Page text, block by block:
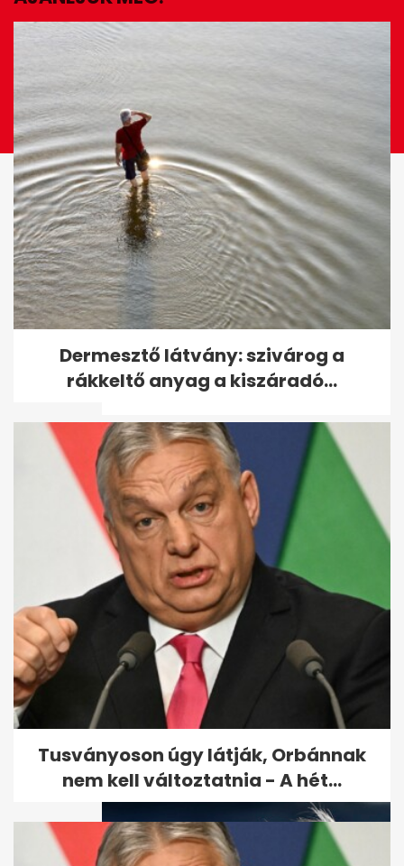
EZ IS ÉRDEKELHET
A Mol is megszólalt a
benzinárstopról: a forgalmi
bemutatását...
Egy vércsoportnál
alacsonyabb lehet a
koronavírus-fertőzés...
Dermesztő látvány: szivárog a
rákkeltő anyag a kiszáradó...
Tusványoson úgy látják, Orbánnak
nem kell változtatnia - A hét...